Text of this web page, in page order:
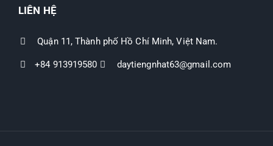
LIÊN HỆ
Quận 11, Thành phố Hồ Chí Minh, Việt Nam.
+84 913919580 daytiengnhat63@gmail.com